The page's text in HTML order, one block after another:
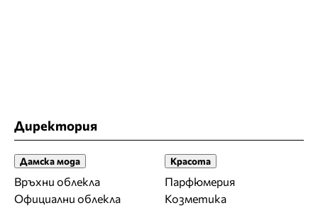
Директория
Дамска мода
Връхни облекла
Официални облекла
Красота
Парфюмерия
Козметика